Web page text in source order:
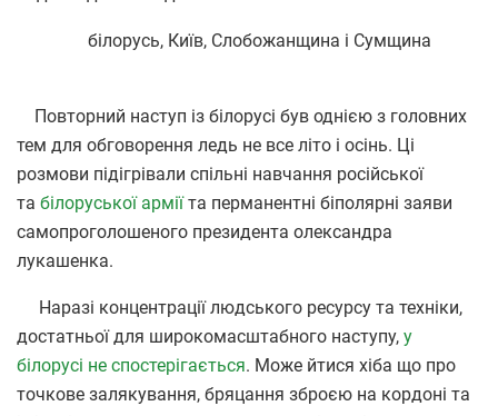
білорусь, Київ, Слобожанщина і Сумщина
Повторний наступ із білорусі був однією з головних
тем для обговорення ледь не все літо і осінь. Ці
розмови підігрівали спільні навчання російської
та білоруської арміїта перманентні біполярні заяви
самопроголошеного президента олександра
лукашенка.
Наразі концентрації людського ресурсу та техніки,
достатньої для широкомасштабного наступу, у
білорусі не спостерігається. Може йтися хіба що про
точкове залякування, бряцання зброєю на кордоні та